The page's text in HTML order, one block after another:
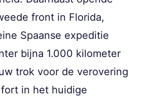
front in Florida,
Spaanse expeditie
bijna 1.000 kilometer
trok voor de verovering
in het huidige